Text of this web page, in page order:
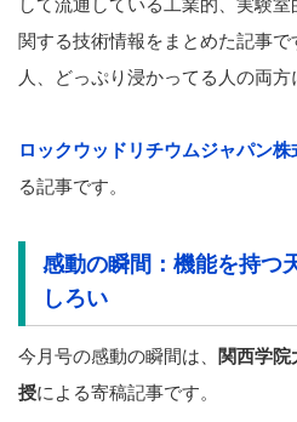
して流通している工業的、実験
関する技術情報をまとめた記事
人、どっぷり浸かってる人の両方
ロックウッドリチウムジャパン株
る記事です。
感動の瞬間：機能を持つ
しろい
今月号の感動の瞬間は、 関西学
授による寄稿記事です。